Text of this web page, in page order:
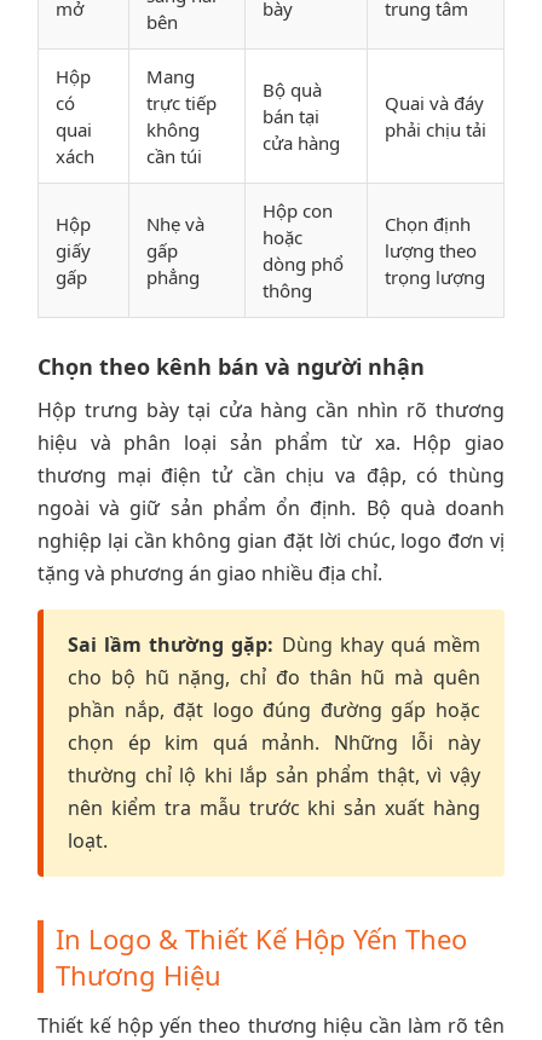
mở
bên
bày
trung tâm
Hộp
có
quai
xách
Mang
trực tiếp
không
cần túi
Bộ quà
bán tại
cửa hàng
Quai và đáy
phải chịu tải
Hộp
giấy
gấp
Nhẹ và
gấp
phẳng
Hộp con
hoặc
dòng phổ
thông
Chọn định
lượng theo
trọng lượng
Chọn theo kênh bán và người nhận
Hộp trưng bày tại cửa hàng cần nhìn rõ thương
hiệu và phân loại sản phẩm từ xa. Hộp giao
thương mại điện tử cần chịu va đập, có thùng
ngoài và giữ sản phẩm ổn định. Bộ quà doanh
nghiệp lại cần không gian đặt lời chúc, logo đơn vị
tặng và phương án giao nhiều địa chỉ.
Sai lầm thường gặp: Dùng khay quá mềm
cho bộ hũ nặng, chỉ đo thân hũ mà quên
phần nắp, đặt logo đúng đường gấp hoặc
chọn ép kim quá mảnh. Những lỗi này
thường chỉ lộ khi lắp sản phẩm thật, vì vậy
nên kiểm tra mẫu trước khi sản xuất hàng
loạt.
In Logo & Thiết Kế Hộp Yến Theo
Thương Hiệu
Thiết kế hộp yến theo thương hiệu cần làm rõ tên